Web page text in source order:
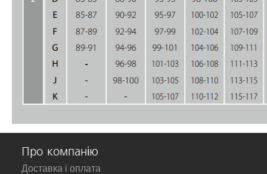
Про компанію
Доставка і оплата